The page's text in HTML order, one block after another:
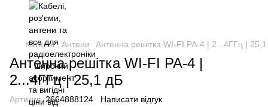
Каталог Антени Антенна решітка WI-FI РА-4 | 2...4ГГц |
Антенна решітка WI-FI РА-4 |
2...4ГГц | 25,1 дБ
Артикул:2664888124 Написати відгук